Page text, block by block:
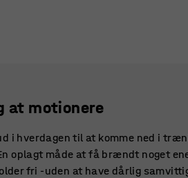
at motionere
i hverdagen til at komme ned i
oplagt måde at få brændt noget
fri -uden at have dårlig